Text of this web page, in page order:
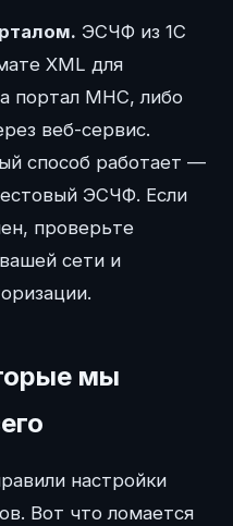
ЭСЧФ из 1С
XML для
портал МНС, либо
веб-сервис.
способ работает —
ЭСЧФ. Если
проверьте
сети и
мы
настройки
Вот что ломается